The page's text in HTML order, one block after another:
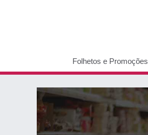
Folhetos e Promoções